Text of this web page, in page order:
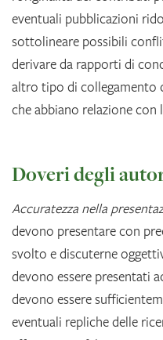
eventuali pubblicazioni
sottolineare possibili
derivare da rapporti di
altro tipo di collegamento
che abbiano relazione
Doveri degli
Accuratezza nella
devono presentare con
svolto e discuterne
devono essere presentati
devono essere
eventuali repliche delle